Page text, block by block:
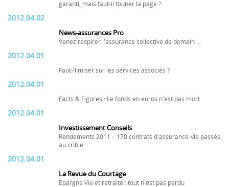
garanti, mais faut-il touner la page ?
2012.04.02
News-assurances Pro
Venez respirer l'assurance collective de demain ...
2012.04.01
Faut-il miser sur les services associés ?
2012.04.01
Facts & Figures : Le fonds en euros n'est pas mort
2012.04.01
Investissement Conseils
Rendements 2011 : 170 contrats d'assurance-vie passés
au crible
2012.04.01
La Revue du Courtage
Epargne Vie et retraite : tout n'est pas perdu